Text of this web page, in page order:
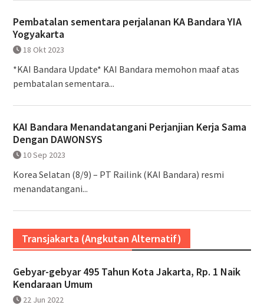
Pembatalan sementara perjalanan KA Bandara YIA
Yogyakarta
18 Okt 2023
*KAI Bandara Update* KAI Bandara memohon maaf atas
pembatalan sementara...
KAI Bandara Menandatangani Perjanjian Kerja Sama
Dengan DAWONSYS
10 Sep 2023
Korea Selatan (8/9) – PT Railink (KAI Bandara) resmi
menandatangani...
Transjakarta (Angkutan Alternatif)
Gebyar-gebyar 495 Tahun Kota Jakarta, Rp. 1 Naik
Kendaraan Umum
22 Jun 2022